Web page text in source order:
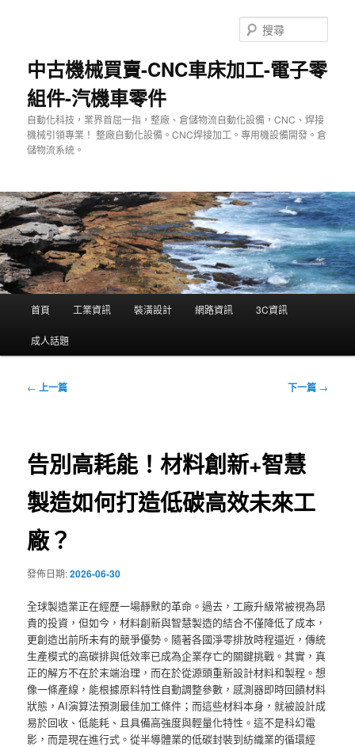
中古機械買賣-CNC車床加工-電子零
組件-汽機車零件
自動化科技，業界首屈一指，整廠、倉儲物流自動化設備，CNC、焊接
機械引領專業！ 整廠自動化設備。CNC焊接加工。專用機設備開發。倉
儲物流系統。
尋
單
首頁 工業資訊 裝潢設計 網路資訊 3C資訊
成人話題
文
← 上一篇 下一篇 →
告別高耗能！材料創新+智慧
製造如何打造低碳高效未來工
廠？
發佈日期:2026-06-30
全球製造業正在經歷一場靜默的革命。過去，工廠升級常被視為昂
貴的投資，但如今，材料創新與智慧製造的結合不僅降低了成本，
更創造出前所未有的競爭優勢。隨著各國淨零排放時程逼近，傳統
生產模式的高碳排與低效率已成為企業存亡的關鍵挑戰。其實，真
正的解方不在於末端治理，而在於從源頭重新設計材料和製程。想
像一條產線，能根據原料特性自動調整參數，感測器即時回饋材料
狀態，AI演算法預測最佳加工條件；而這些材料本身，就被設計成
易於回收、低能耗、且具備高強度與輕量化特性。這不是科幻電
影，而是現在進行式。從半導體業的低碳封裝到紡織業的循環經